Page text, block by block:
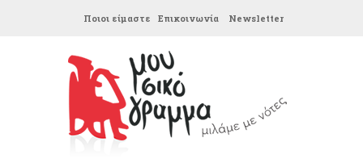
Ποιοι είμαστε Επικοινωνία Newsletter